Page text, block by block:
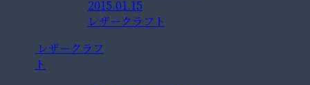
2015.01.15
レザークラフト
レザークラフ
ト